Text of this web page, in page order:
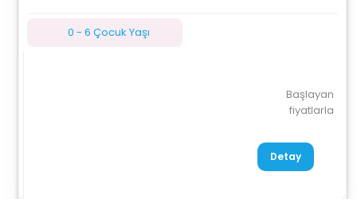
0 - 6 Çocuk Yaşı
Başlayan
fiyatlarla
Detay